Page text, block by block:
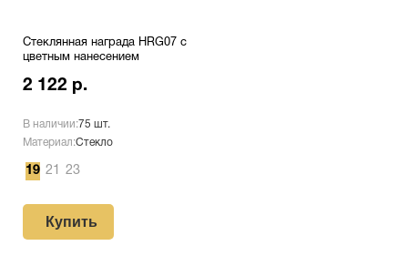
Стеклянная награда HRG07 с
цветным нанесением
2 122 р.
В наличии:75 шт.
Материал:Стекло
19 21 23
Купить